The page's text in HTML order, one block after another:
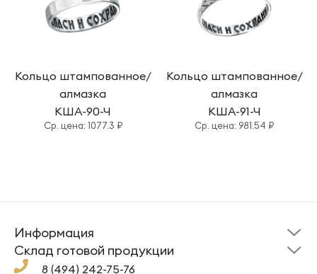
Кольцо штампованное/
алмазка
КША-90-Ч
Cр. цена: 1077.3 ₽
Кольцо штампованное/
алмазка
КША-91-Ч
Cр. цена: 981.54 ₽
8 (494) 242-75-76
Информация
Склад готовой
продукции
Под заказ
Помощь
Cклад готовой продукции
Кресты
Ложки